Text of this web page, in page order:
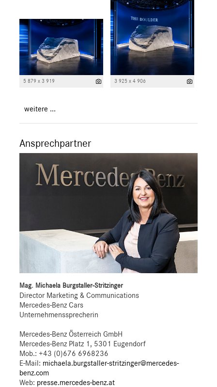
5 879 x 3 919 3 925 x 4 906
weitere ...
Ansprechpartner
Mag. Michaela Burgstaller-Stritzinger
Director Marketing & Communications
Mercedes-Benz Cars
Unternehmenssprecherin
Mercedes-Benz Österreich GmbH
Mercedes-Benz Platz 1, 5301 Eugendorf
Mob.: +43 (0)676 6968236
E-Mail: michaela.burgstaller-stritzinger@mercedes-
benz.com
Web: presse.mercedes-benz.at